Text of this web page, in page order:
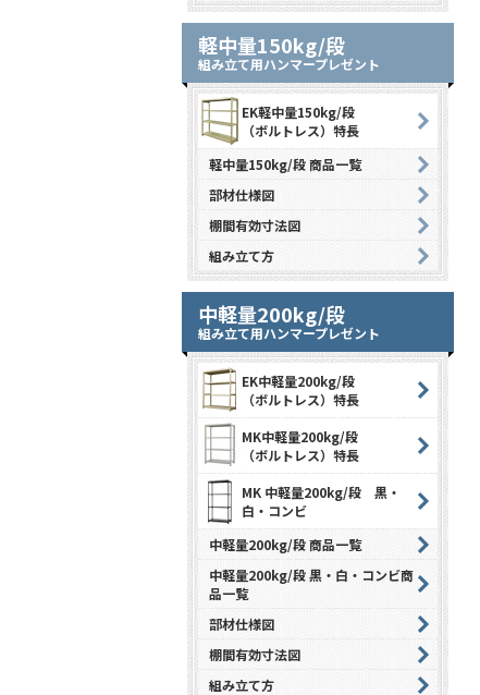
軽中量150kg/段
組み立て用ハンマープレゼント
EK軽中量150kg/段
（ボルトレス）特長
軽中量150kg/段 商品一覧
部材仕様図
棚間有効寸法図
組み立て方
中軽量200kg/段
組み立て用ハンマープレゼント
EK中軽量200kg/段
（ボルトレス）特長
MK中軽量200kg/段
（ボルトレス）特長
MK 中軽量200kg/段 黒・
白・コンビ
中軽量200kg/段 商品一覧
中軽量200kg/段 黒・白・コンビ商
品一覧
部材仕様図
棚間有効寸法図
組み立て方